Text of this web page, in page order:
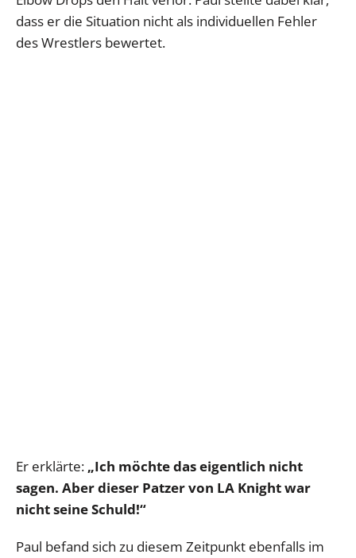
dass er die Situation nicht als individuellen Fehler
des Wrestlers bewertet.
Er erklärte: „Ich möchte das eigentlich nicht
sagen. Aber dieser Patzer von LA Knight war
nicht seine Schuld!“
Paul befand sich zu diesem Zeitpunkt ebenfalls im